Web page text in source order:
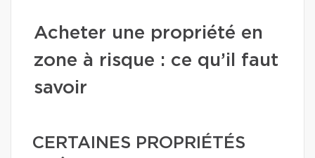
Acheter une propriété en
zone à risque : ce qu’il faut
savoir
CERTAINES PROPRIÉTÉS